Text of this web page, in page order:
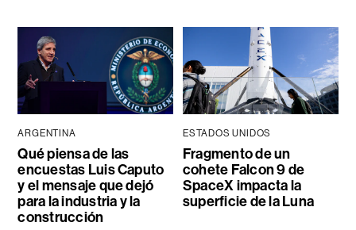
ARGENTINA
Qué piensa de las
encuestas Luis Caputo
y el mensaje que dejó
para la industria y la
construcción
ESTADOS UNIDOS
Fragmento de un
cohete Falcon 9 de
SpaceX impacta la
superficie de la Luna